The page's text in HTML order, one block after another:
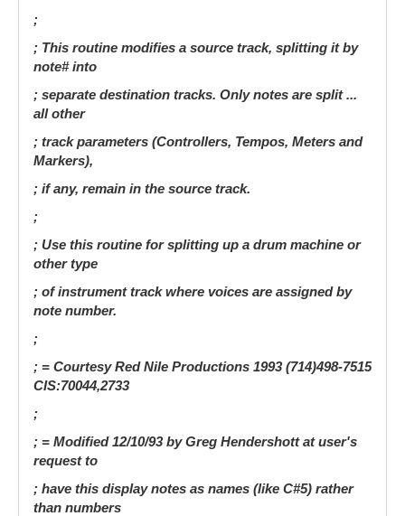
;
; This routine modifies a source track, splitting it by
note# into
; separate destination tracks. Only notes are split ...
all other
; track parameters (Controllers, Tempos, Meters and
Markers),
; if any, remain in the source track.
;
; Use this routine for splitting up a drum machine or
other type
; of instrument track where voices are assigned by
note number.
;
; = Courtesy Red Nile Productions 1993 (714)498-7515
CIS:70044,2733
;
; = Modified 12/10/93 by Greg Hendershott at user's
request to
; have this display notes as names (like C#5) rather
than numbers